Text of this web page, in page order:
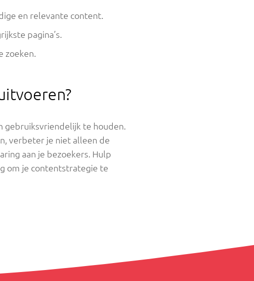
en relevante content.
pagina’s.
zoeken.
gebruiksvriendelijk te houden.
verbeter je niet alleen de
aan je bezoekers. Hulp
om je contentstrategie te